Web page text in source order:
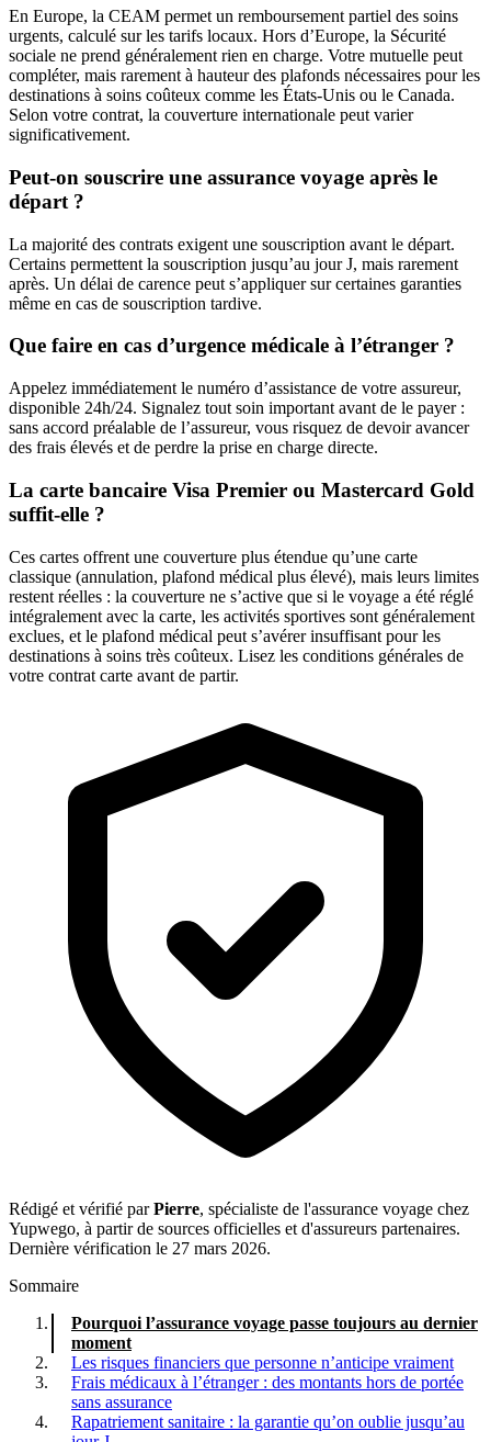
En Europe, la CEAM permet un remboursement partiel des soins
urgents, calculé sur les tarifs locaux. Hors d’Europe, la Sécurité
sociale ne prend généralement rien en charge. Votre mutuelle peut
compléter, mais rarement à hauteur des plafonds nécessaires pour les
destinations à soins coûteux comme les États-Unis ou le Canada.
Selon votre contrat, la couverture internationale peut varier
significativement.
Peut-on souscrire une assurance voyage après le
départ ?
La majorité des contrats exigent une souscription avant le départ.
Certains permettent la souscription jusqu’au jour J, mais rarement
après. Un délai de carence peut s’appliquer sur certaines garanties
même en cas de souscription tardive.
Que faire en cas d’urgence médicale à l’étranger ?
Appelez immédiatement le numéro d’assistance de votre assureur,
disponible 24h/24. Signalez tout soin important avant de le payer :
sans accord préalable de l’assureur, vous risquez de devoir avancer
des frais élevés et de perdre la prise en charge directe.
La carte bancaire Visa Premier ou Mastercard Gold
suffit-elle ?
Ces cartes offrent une couverture plus étendue qu’une carte
classique (annulation, plafond médical plus élevé), mais leurs limites
restent réelles : la couverture ne s’active que si le voyage a été réglé
intégralement avec la carte, les activités sportives sont généralement
exclues, et le plafond médical peut s’avérer insuffisant pour les
destinations à soins très coûteux. Lisez les conditions générales de
votre contrat carte avant de partir.
Rédigé et vérifié parPierre, spécialiste de l'assurance voyage chez
Yupwego, à partir de sources officielles et d'assureurs partenaires.
Dernière vérification le 27 mars 2026.
Sommaire
Pourquoi l’assurance voyage passe toujours au dernier
moment
Les risques financiers que personne n’anticipe vraiment
Frais médicaux à l’étranger : des montants hors de portée
sans assurance
Rapatriement sanitaire : la garantie qu’on oublie jusqu’au